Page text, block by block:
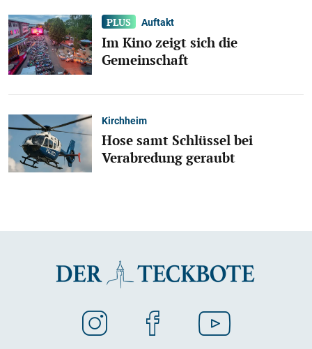
Auftakt
Im Kino zeigt sich die
Gemeinschaft
Kirchheim
Hose samt Schlüssel bei
Verabredung geraubt